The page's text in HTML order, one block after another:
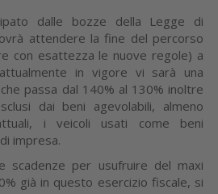
dalle bozze della Legge di
attendere la fine del percorso
con esattezza le nuove regole) a
in vigore vi sarà una
passa dal 140% al 130% inoltre
dai beni agevolabili, almeno
i veicoli usati come beni
impresa.
scadenze per usufruire del maxi
già in questo esercizio fiscale, si